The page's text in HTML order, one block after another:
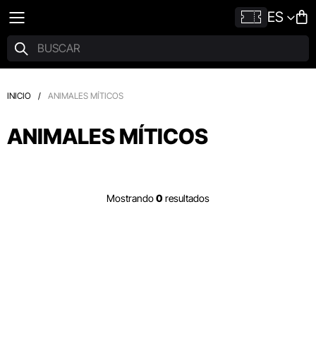
ES
INICIO / ANIMALES MÍTICOS
ANIMALES MÍTICOS
Mostrando0 resultados